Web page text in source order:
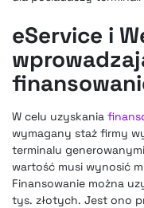
eService i
W celu uzyskania
wymagany staż firmy
terminalu
wartość musi wynosić
Finansowanie można
tys. złotych. Jest ono